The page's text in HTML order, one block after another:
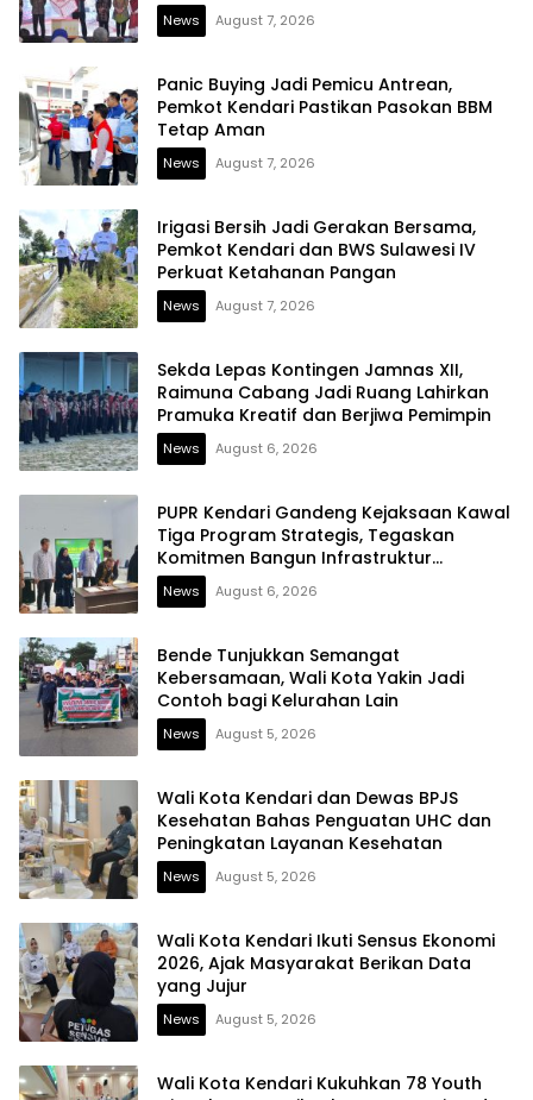
News August 7, 2026
Panic Buying Jadi Pemicu Antrean,
Pemkot Kendari Pastikan Pasokan BBM
Tetap Aman
News August 7, 2026
Irigasi Bersih Jadi Gerakan Bersama,
Pemkot Kendari dan BWS Sulawesi IV
Perkuat Ketahanan Pangan
News August 7, 2026
Sekda Lepas Kontingen Jamnas XII,
Raimuna Cabang Jadi Ruang Lahirkan
Pramuka Kreatif dan Berjiwa Pemimpin
News August 6, 2026
PUPR Kendari Gandeng Kejaksaan Kawal
Tiga Program Strategis, Tegaskan
Komitmen Bangun Infrastruktur
Berintegritas
News August 6, 2026
Bende Tunjukkan Semangat
Kebersamaan, Wali Kota Yakin Jadi
Contoh bagi Kelurahan Lain
News August 5, 2026
Wali Kota Kendari dan Dewas BPJS
Kesehatan Bahas Penguatan UHC dan
Peningkatan Layanan Kesehatan
News August 5, 2026
Wali Kota Kendari Ikuti Sensus Ekonomi
2026, Ajak Masyarakat Berikan Data
yang Jujur
News August 5, 2026
Wali Kota Kendari Kukuhkan 78 Youth